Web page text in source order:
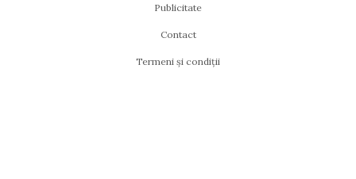
Publicitate
Contact
Termeni și condiții